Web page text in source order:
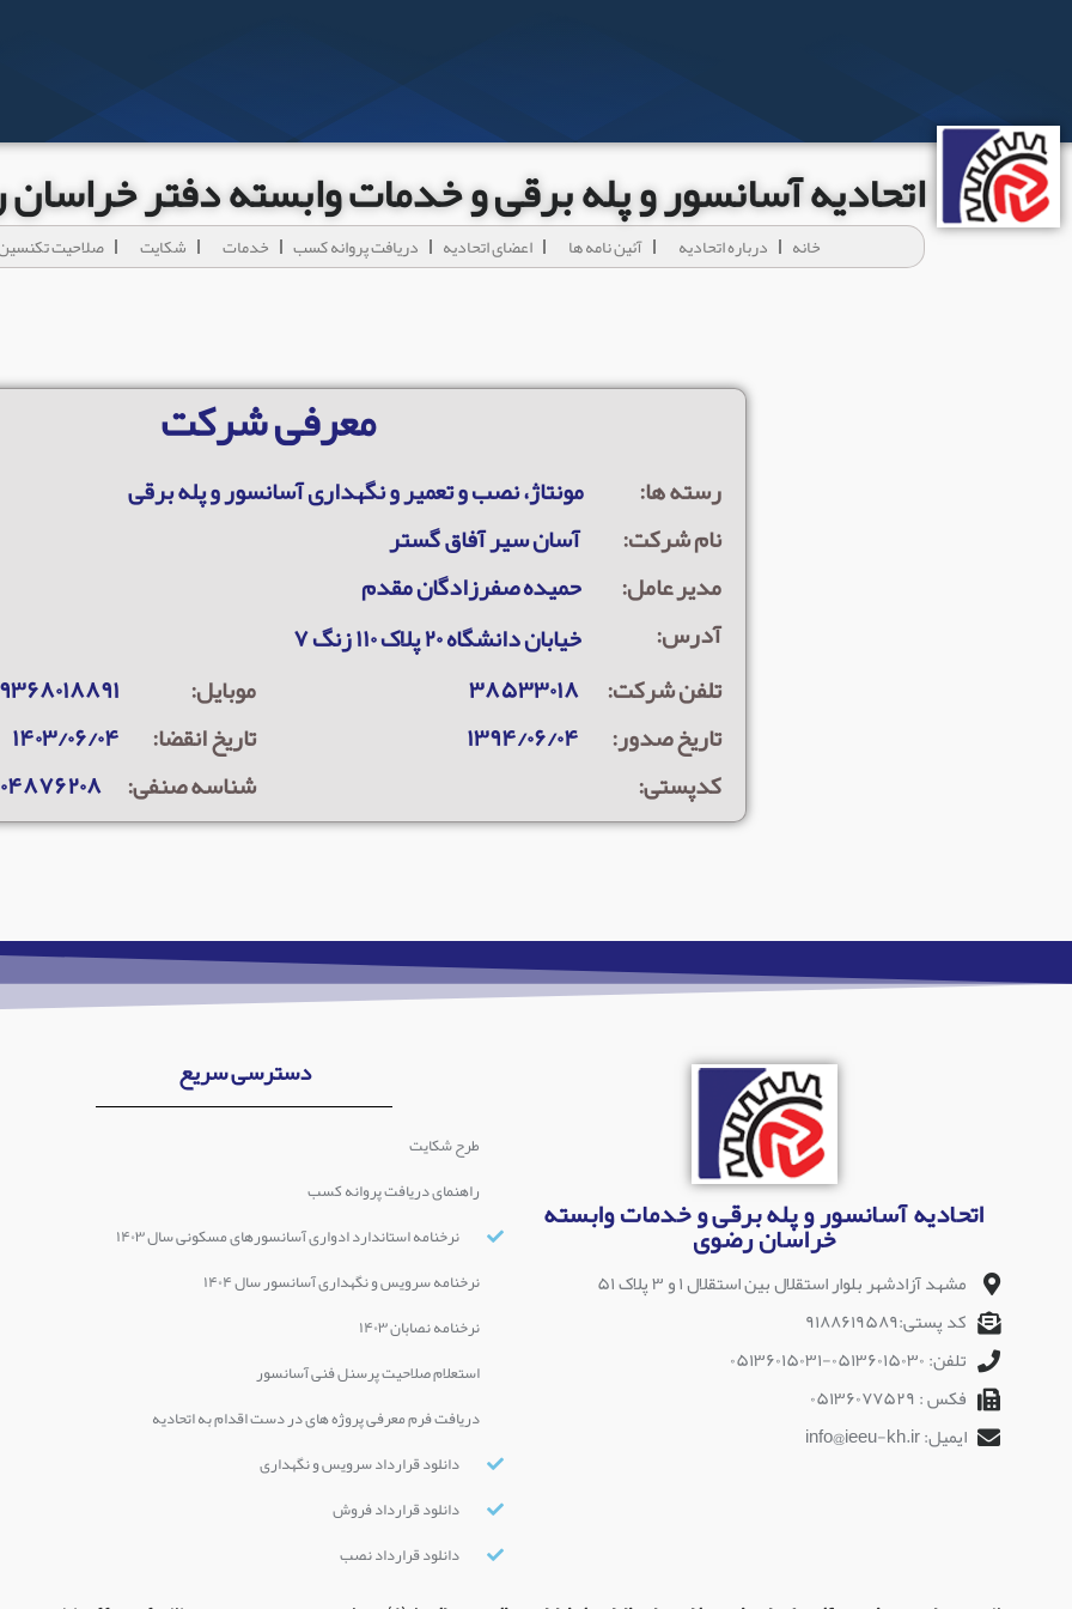
اتحادیه آسانسور و پله برقی و خدمات وابسته دفتر
خانه درباره اتحادیه آئين نامه ها اعضای اتحادیه دریافت پروانه کسب خدمات شکایت صلاحیت
معرفی شرکت
رسته ها:
مونتاژ، نصب و تعمیر و نگهداری آسانسور و پله برقی
نام شرکت:
آسان سير آفاق گستر
مدیر عامل:
حميده صفرزادگان مقدم
آدرس:
خیابان دانشگاه ۲۰ پلاک ۱۱۰ زنگ ۷
تلفن شرکت:
۳۸۵۳۳۰۱۸ موبایل:
تاریخ صدور:
۱۳۹۴/۰۶/۰۴ تاریخ انقضا:
۱۴۰۳/۰۶/۰۴
کدپستی:
شناسه صنفی:
اتحادیه آسانسور و پله برقی و خدمات وابسته
خراسان رضوی
مشهد آزادشهر بلوار استقلال بین استقلال ۱ و ۳ پلاک ۵۱
کد پستی:۹۱۸۸۶۱۹۵۸۹
تلفن: ۰۵۱۳۶۰۱۵۰۳۰-۰۵۱۳۶۰۱۵۰۳۱
فکس : ۰۵۱۳۶۰۷۷۵۲۹
ایمیل: info@ieeu-kh.ir
دسترسی سریع
طرح شکایت
راهنمای دریافت پروانه کسب
نرخنامه استاندارد ادواری آسانسورهای مسکونی سال ۱۴۰۳
نرخنامه سرویس و نگهداری آسانسور سال ۱۴۰۴
نرخنامه نصابان ۱۴۰۳
استعلام صلاحیت پرسنل فنی آسانسور
دریافت فرم معرفی پروژه های در دست اقدام به اتحادیه
دانلود قرارداد سرویس و نگهداری
دانلود قرارداد فروش
دانلود قرارداد نصب